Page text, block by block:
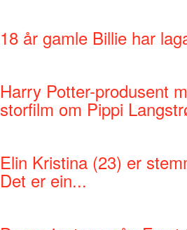
18 år gamle Billie har
Harry Potter-produsent
storfilm om Pippi
Elin Kristina (23) er
Det er ein...